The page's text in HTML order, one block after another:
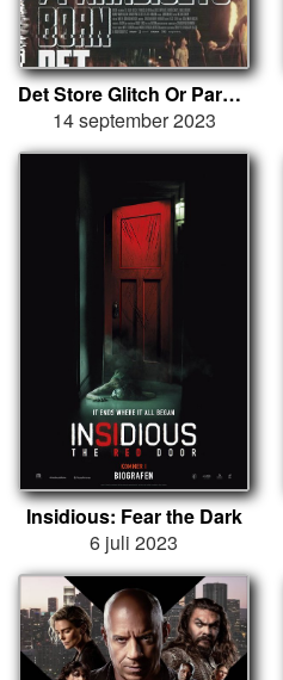
Det Store Glitch Or Paradisets Børn
14 september 2023
Insidious: Fear the Dark
6 juli 2023